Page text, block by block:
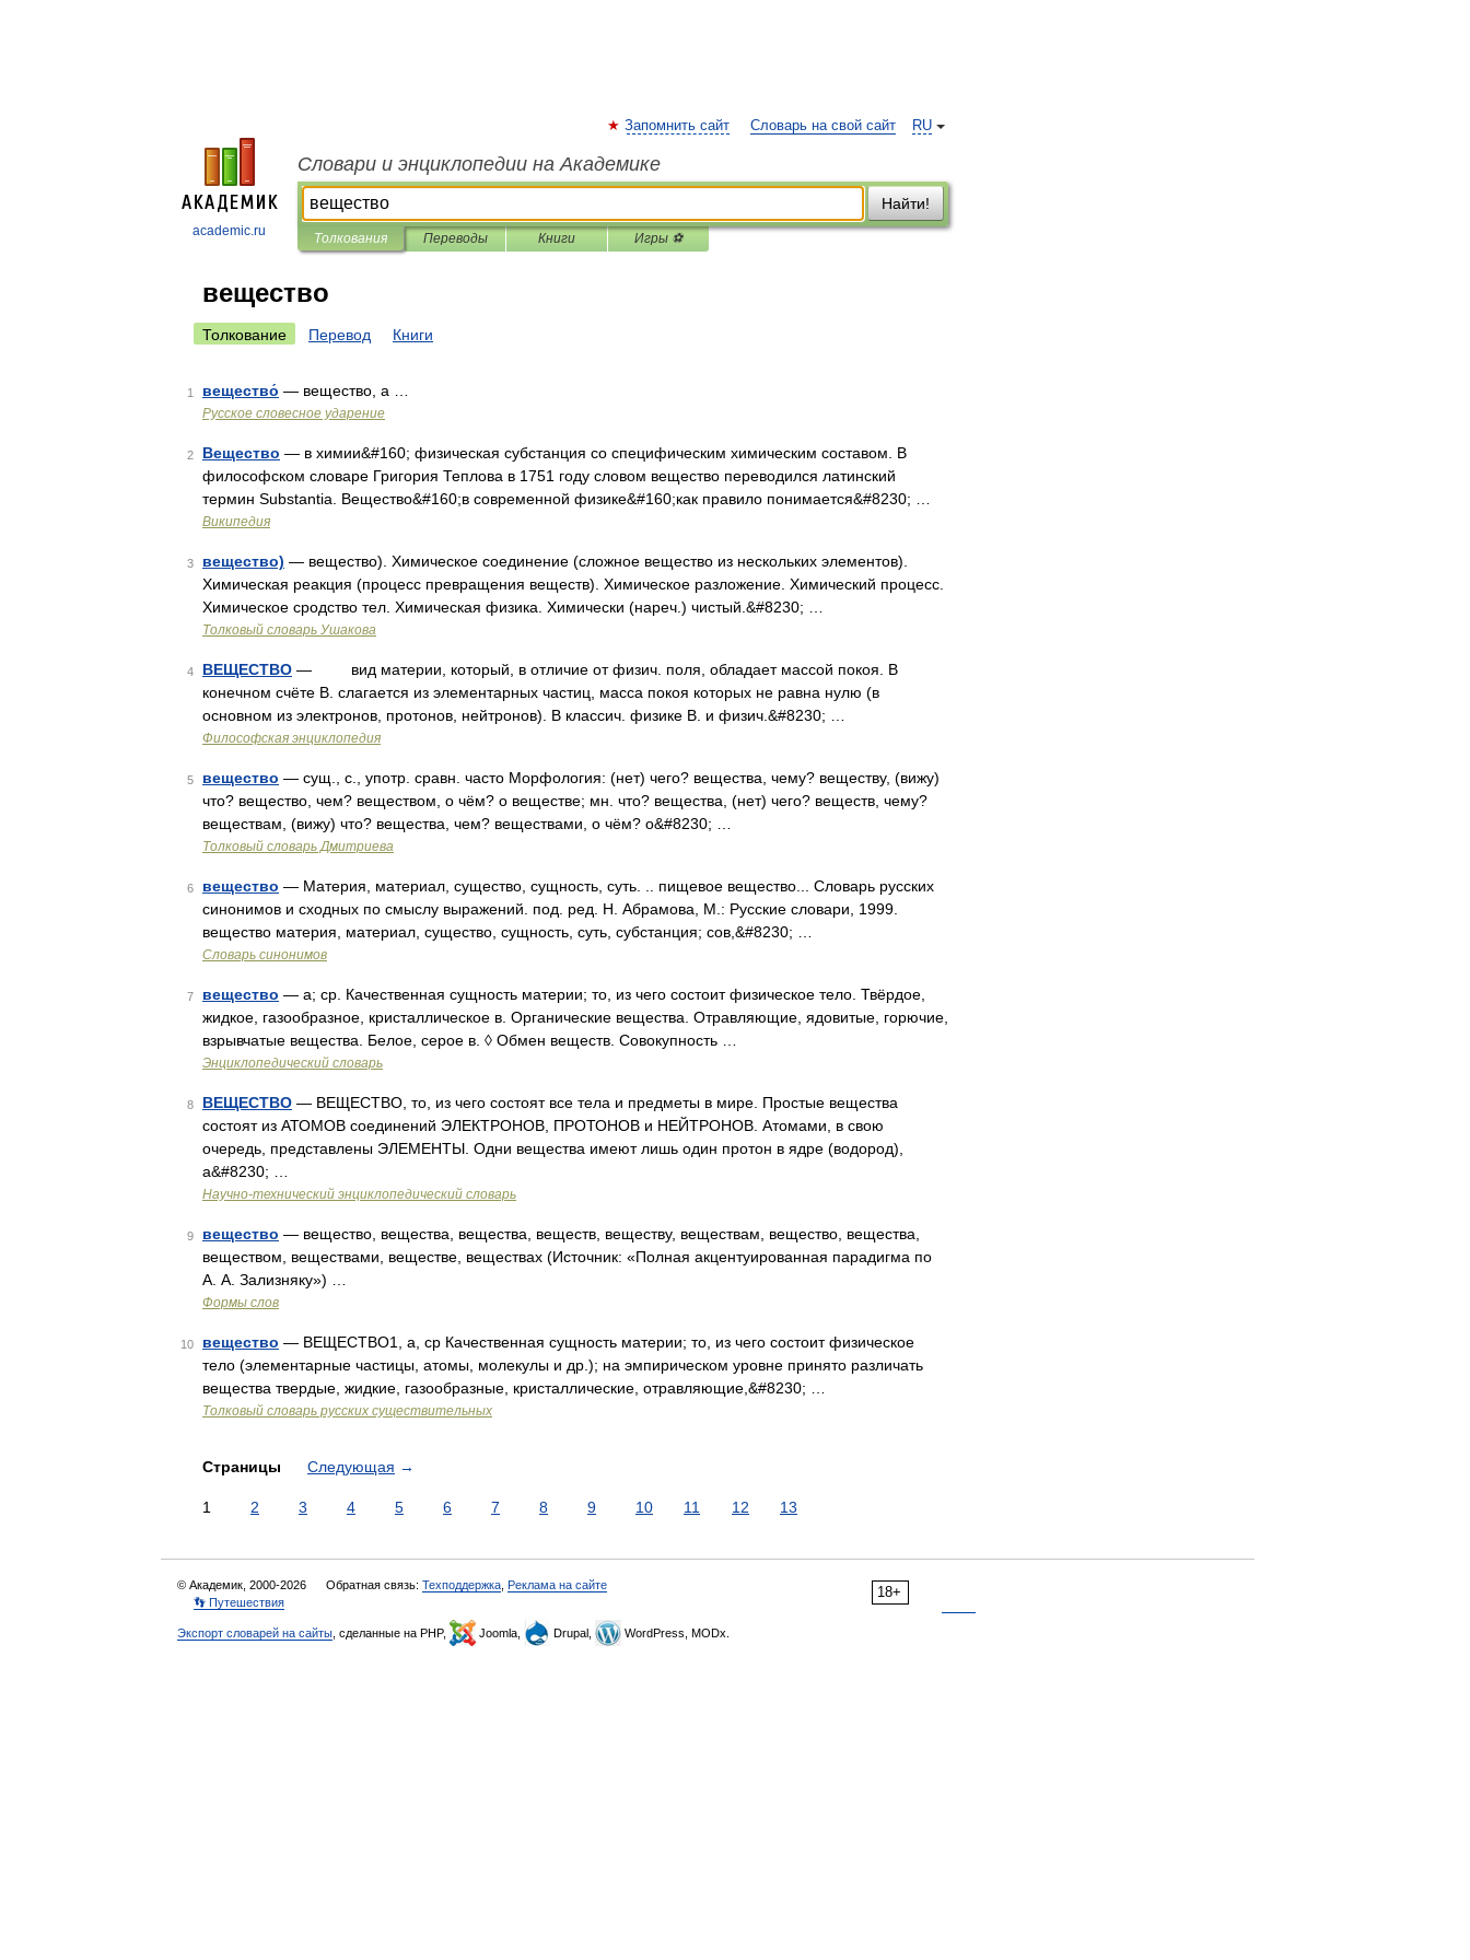
academic.ru
RU
Запомнить сайт Словарь на свой сайт
Словари и энциклопедии на Академике
Найти!
Толкования Переводы Книги Игры ⚽
вещество
Толкование Перевод Книги
1 вещество́ — вещество, а …
Русское словесное ударение
2 Вещество — в химии&#160; физическая субстанция со специфическим химическим составом. В
философском словаре Григория Теплова в 1751 году словом вещество переводился латинский
термин Substantia. Вещество&#160;в современной физике&#160;как правило понимается&#8230; …
Википедия
3 вещество) — вещество). Химическое соединение (сложное вещество из нескольких элементов).
Химическая реакция (процесс превращения веществ). Химическое разложение. Химический процесс.
Химическое сродство тел. Химическая физика. Химически (нареч.) чистый.&#8230; …
Толковый словарь Ушакова
4 ВЕЩЕСТВО — вид материи, который, в отличие от физич. поля, обладает массой покоя. В
конечном счёте В. слагается из элементарных частиц, масса покоя которых не равна нулю (в
основном из электронов, протонов, нейтронов). В классич. физике В. и физич.&#8230; …
Философская энциклопедия
5 вещество — сущ., с., употр. сравн. часто Морфология: (нет) чего? вещества, чему? веществу, (вижу)
что? вещество, чем? веществом, о чём? о веществе; мн. что? вещества, (нет) чего? веществ, чему?
веществам, (вижу) что? вещества, чем? веществами, о чём? о&#8230; …
Толковый словарь Дмитриева
6 вещество — Материя, материал, существо, сущность, суть. .. пищевое вещество... Словарь русских
синонимов и сходных по смыслу выражений. под. ред. Н. Абрамова, М.: Русские словари, 1999.
вещество материя, материал, существо, сущность, суть, субстанция; сов,&#8230; …
Словарь синонимов
7 вещество — а; ср. Качественная сущность материи; то, из чего состоит физическое тело. Твёрдое,
жидкое, газообразное, кристаллическое в. Органические вещества. Отравляющие, ядовитые, горючие,
взрывчатые вещества. Белое, серое в. ◊ Обмен веществ. Совокупность …
Энциклопедический словарь
8 ВЕЩЕСТВО — ВЕЩЕСТВО, то, из чего состоят все тела и предметы в мире. Простые вещества
состоят из АТОМОВ соединений ЭЛЕКТРОНОВ, ПРОТОНОВ и НЕЙТРОНОВ. Атомами, в свою
очередь, представлены ЭЛЕМЕНТЫ. Одни вещества имеют лишь один протон в ядре (водород),
а&#8230; …
Научно-технический энциклопедический словарь
9 вещество — вещество, вещества, вещества, веществ, веществу, веществам, вещество, вещества,
веществом, веществами, веществе, веществах (Источник: «Полная акцентуированная парадигма по
А. А. Зализняку») …
Формы слов
10 вещество — ВЕЩЕСТВО1, а, ср Качественная сущность материи; то, из чего состоит физическое
тело (элементарные частицы, атомы, молекулы и др.); на эмпирическом уровне принято различать
вещества твердые, жидкие, газообразные, кристаллические, отравляющие,&#8230; …
Толковый словарь русских существительных
Страницы Следующая →
1 2 3 4 5 6 7 8 9 10 11 12 13
18+
© Академик, 2000-2026 Обратная связь: Техподдержка Реклама на сайте
👣 Путешествия
Экспорт словарей на сайты , сделанные на PHP, Joomla, Drupal, WordPress, MODx.